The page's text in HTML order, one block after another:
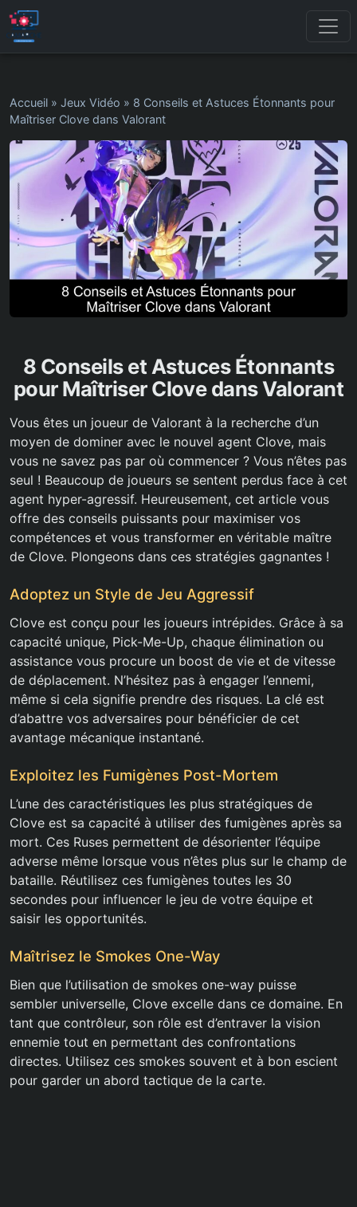
Accueil » Jeux Vidéo » 8 Conseils et Astuces Étonnants pour
Maîtriser Clove dans Valorant
8 Conseils et Astuces Étonnants
pour Maîtriser Clove dans Valorant
Vous êtes un joueur de Valorant à la recherche d’un
moyen de dominer avec le nouvel agent Clove, mais
vous ne savez pas par où commencer ? Vous n’êtes pas
seul ! Beaucoup de joueurs se sentent perdus face à cet
agent hyper-agressif. Heureusement, cet article vous
offre des conseils puissants pour maximiser vos
compétences et vous transformer en véritable maître
de Clove. Plongeons dans ces stratégies gagnantes !
Adoptez un Style de Jeu Aggressif
Clove est conçu pour les joueurs intrépides. Grâce à sa
capacité unique, Pick-Me-Up, chaque élimination ou
assistance vous procure un boost de vie et de vitesse
de déplacement. N’hésitez pas à engager l’ennemi,
même si cela signifie prendre des risques. La clé est
d’abattre vos adversaires pour bénéficier de cet
avantage mécanique instantané.
Exploitez les Fumigènes Post-Mortem
L’une des caractéristiques les plus stratégiques de
Clove est sa capacité à utiliser des fumigènes après sa
mort. Ces Ruses permettent de désorienter l’équipe
adverse même lorsque vous n’êtes plus sur le champ de
bataille. Réutilisez ces fumigènes toutes les 30
secondes pour influencer le jeu de votre équipe et
saisir les opportunités.
Maîtrisez le Smokes One-Way
Bien que l’utilisation de smokes one-way puisse
sembler universelle, Clove excelle dans ce domaine. En
tant que contrôleur, son rôle est d’entraver la vision
ennemie tout en permettant des confrontations
directes. Utilisez ces smokes souvent et à bon escient
pour garder un abord tactique de la carte.